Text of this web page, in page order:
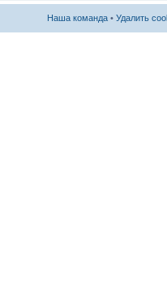
Наша команда • Удалить